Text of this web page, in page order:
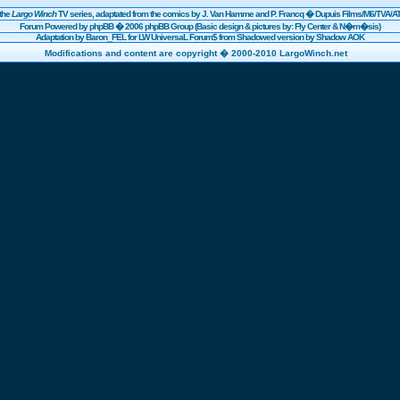
Largo WinchTV series, adaptated from the comics by J. Van Hamme and P. Francq �DupuisFilms/M6/TVA/
Forum Powered byphpBB� 2006 phpBB Group (Basic design & pictures by: Fly Center & N�m�sis)
Adaptation by Baron_FEL for LW UniversaL Forum$ from Shadowed version by Shadow AOK
Modifications and content are copyright � 2000-2010 LargoWinch.net